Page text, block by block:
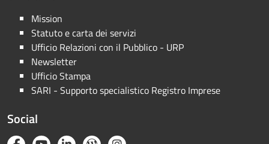
Mission
Statuto e carta dei servizi
Ufficio Relazioni con il Pubblico - URP
Newsletter
Ufficio Stampa
SARI - Supporto specialistico Registro Imprese
Social